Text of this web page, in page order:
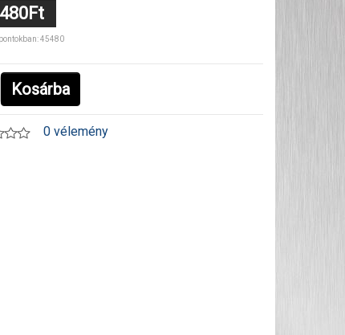
45480
Kosárba
0 vélemény